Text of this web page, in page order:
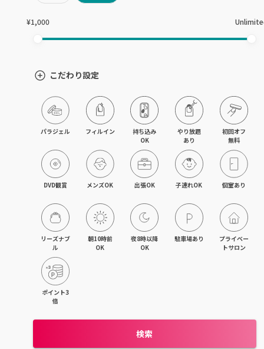
下北沢・代々木上原
目黒・戸越・武蔵小山
北千住・町屋・亀有
錦糸町・小岩・青砥
吉祥寺・荻窪・三鷹
立川・国立・国分寺
八王子・日野・昭島
日暮里・駒込・千駄木
¥1,000
こだわり設定
パラジェル フィルイン
持ち込み
OK
やり放題
あり
初回オフ
無料
DVD観賞 メンズOK 出張OK 子連れOK 個室あり
リーズナブ
ル
朝10時前
OK
夜8時以降
OK
駐車場あり
プライベー
トサロン
ポイント3
倍
検索